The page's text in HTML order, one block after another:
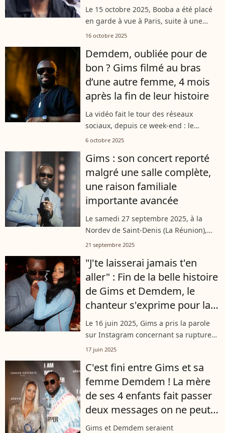
Le 15 octobre 2025, Booba a été placé
en garde à vue à Paris, suite à une
plainte déposée par Gims et sa
moral et cyberharcèlement. Cette
plainte fait...
16 octobre 2025
Demdem, oubliée pour de
bon ? Gims filmé au bras
d’une autre femme, 4 mois
après la fin de leur histoire
La vidéo fait le tour des réseaux
sociaux, depuis ce week-end : le
chanteur star a en effet été aperçu aux
l'inauguration d'un établissement très
chic,...
6 octobre 2025
Gims : son concert reporté
malgré une salle complète,
une raison familiale
importante avancée
Le samedi 27 septembre 2025, à la
Nordev de Saint-Denis (La Réunion),
Gims devait enflammer une salle
contraint de reporter son concert pour
une raison...
21 septembre 2025
"J'te laisserai jamais t'en
aller" : Fin de la belle histoire
de Gims et Demdem, le
chanteur s'exprime pour la
première fois
Le 16 juin 2025, Gims a pris la parole
sur Instagram concernant sa rupture
avec Demdem. En story, il lui a fait une
inaperçue.
17 juin 2025
C'est fini entre Gims et sa
femme Demdem ! La mère
de ses 4 enfants fait passer
deux messages on ne peut
plus clairs !
Gims et Demdem seraient